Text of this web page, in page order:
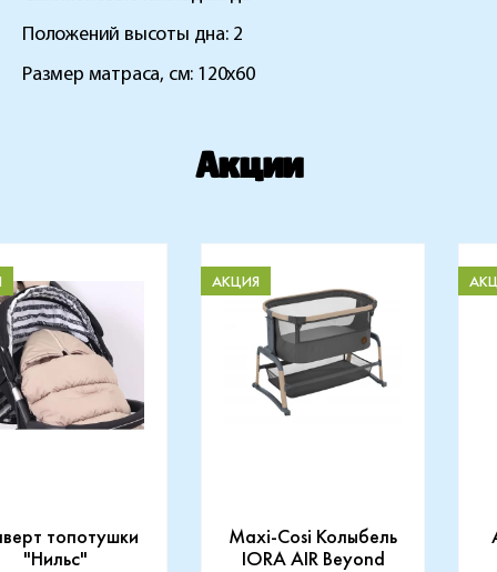
Положений высоты дна: 2
Размер матраса, см: 120х60
Акции
топотушки
"Нильс"
Maxi-Cosi Колыбель
IORA AIR Beyond
АКЦИЯ